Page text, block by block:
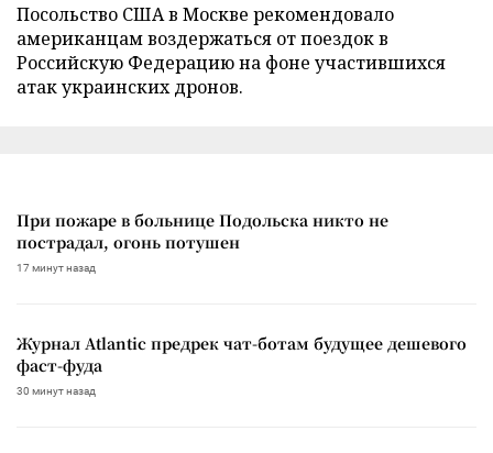
Посольство США в Москве рекомендовало
американцам воздержаться от поездок в
Российскую Федерацию на фоне участившихся
атак украинских дронов.
При пожаре в больнице Подольска никто не
пострадал, огонь потушен
17 минут назад
Журнал Atlantic предрек чат-ботам будущее дешевого
фаст-фуда
30 минут назад